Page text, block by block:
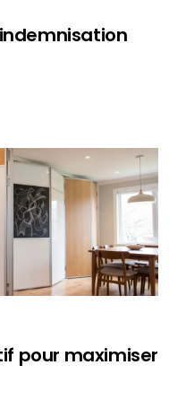
pour maximiser